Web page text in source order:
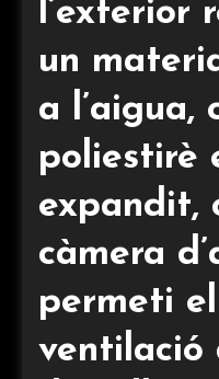
l’exterior
un
a l’aigua,
poliestirè
expandit,
càmera
permeti
ventilació